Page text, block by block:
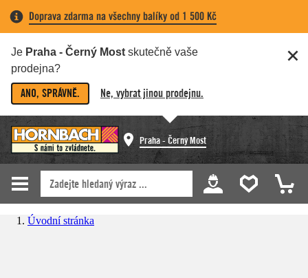
Doprava zdarma na všechny balíky od 1 500 Kč
Je Praha - Černý Most skutečně vaše
prodejna?
ANO, SPRÁVNĚ. Ne, vybrat jinou prodejnu.
Praha - Černý Most
Úvodní stránka